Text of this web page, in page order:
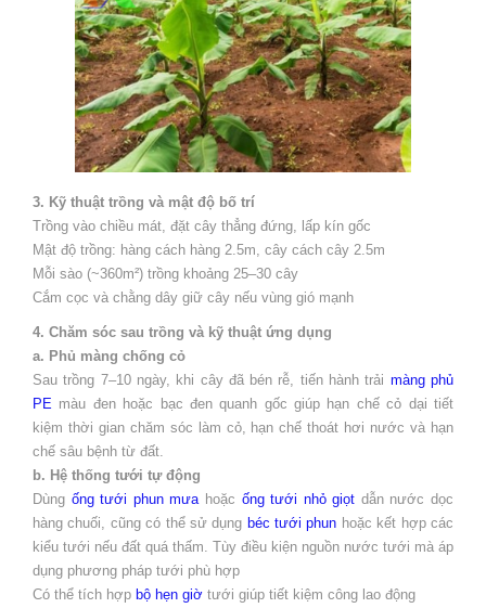
3. Kỹ thuật trồng và mật độ bố trí
Trồng vào chiều mát, đặt cây thẳng đứng, lấp kín gốc
Mật độ trồng: hàng cách hàng 2.5m, cây cách cây 2.5m
Mỗi sào (~360m²) trồng khoảng 25–30 cây
Cắm cọc và chằng dây giữ cây nếu vùng gió mạnh
4. Chăm sóc sau trồng và kỹ thuật ứng dụng
a. Phủ màng chống cỏ
Sau trồng 7–10 ngày, khi cây đã bén rễ, tiến hành trải màng phủ
PE màu đen hoặc bạc đen quanh gốc giúp hạn chế cỏ dại tiết
kiệm thời gian chăm sóc làm cỏ, hạn chế thoát hơi nước và hạn
chế sâu bệnh từ đất.
b. Hệ thống tưới tự động
Dùng ống tưới phun mưa hoặc ống tưới nhỏ giọt dẫn nước dọc
hàng chuối, cũng có thể sử dụng béc tưới phun hoặc kết hợp các
kiểu tưới nếu đất quá thấm. Tùy điều kiện nguồn nước tưới mà áp
dụng phương pháp tưới phù hợp
Có thể tích hợp bộ hẹn giờ tưới giúp tiết kiệm công lao động